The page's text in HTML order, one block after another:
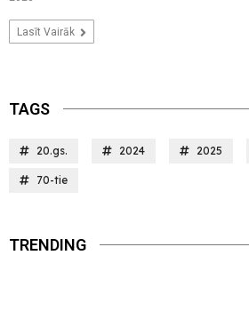
Lasīt Vairāk
TAGS
20.gs. 2024 2025
70-tie
TRENDING